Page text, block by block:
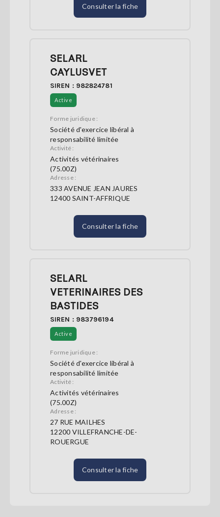
Consulter la fiche
SELARL
CAYLUSVET
SIREN : 982824781
Active
Forme juridique :
Société d'exercice libéral à
responsabilité limitée
Activité :
Activités vétérinaires
(75.00Z)
Adresse :
333 AVENUE JEAN JAURES
12400 SAINT-AFFRIQUE
Consulter la fiche
SELARL
VETERINAIRES DES
BASTIDES
SIREN : 983796194
Active
Forme juridique :
Société d'exercice libéral à
responsabilité limitée
Activité :
Activités vétérinaires
(75.00Z)
Adresse :
27 RUE MAILHES
12200 VILLEFRANCHE-DE-
ROUERGUE
Consulter la fiche